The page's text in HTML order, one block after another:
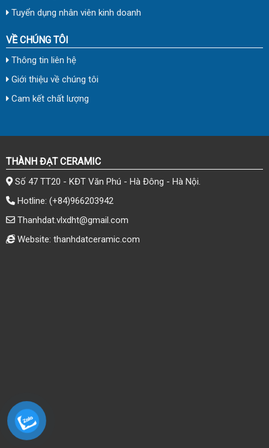
Tuyển dụng nhân viên kinh doanh
VỀ CHÚNG TÔI
Thông tin liên hệ
Giới thiệu về chúng tôi
Cam kết chất lượng
THÀNH ĐẠT CERAMIC
Số 47 TT20 - KĐT Văn Phú - Hà Đông - Hà Nội.
Hotline: (+84)966203942
Thanhdat.vlxdht@gmail.com
Website: thanhdatceramic.com